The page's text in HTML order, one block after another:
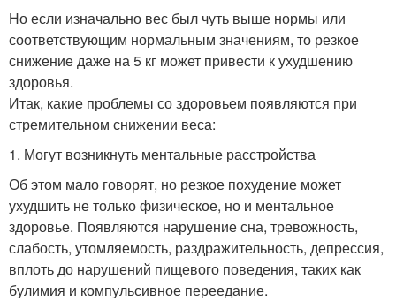
Но если изначально вес был чуть выше нормы или
соответствующим нормальным значениям, то резкое
снижение даже на 5 кг может привести к ухудшению
здоровья.
Итак, какие проблемы со здоровьем появляются при
стремительном снижении веса:
1. Могут возникнуть ментальные расстройства
Об этом мало говорят, но резкое похудение может
ухудшить не только физическое, но и ментальное
здоровье. Появляются нарушение сна, тревожность,
слабость, утомляемость, раздражительность, депрессия,
вплоть до нарушений пищевого поведения, таких как
булимия и компульсивное переедание.